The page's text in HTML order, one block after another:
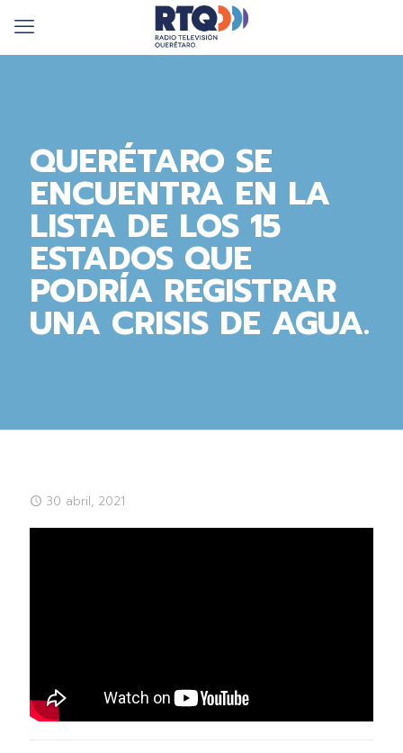
QUERÉTARO SE
ENCUENTRA EN LA
LISTA DE LOS 15
ESTADOS QUE
PODRÍA REGISTRAR
UNA CRISIS DE AGUA.
30 abril, 2021